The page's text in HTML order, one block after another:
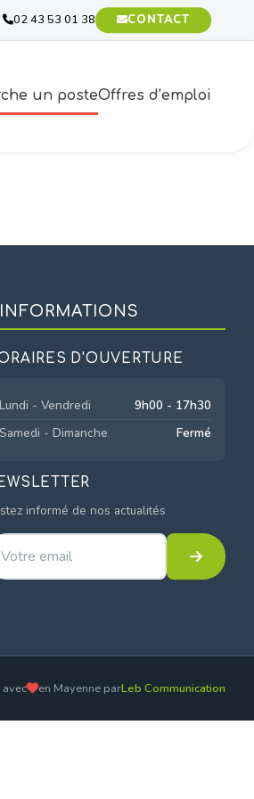
02 43 53 01 38 CONTACT
un posteOffres d’emploi
INFORMATIONS
D'OUVERTURE
Lundi - Vendredi
9h00 - 17h30
Samedi - Dimanche
Fermé
informé de nos actualités
avec en Mayenne parLeb Communication